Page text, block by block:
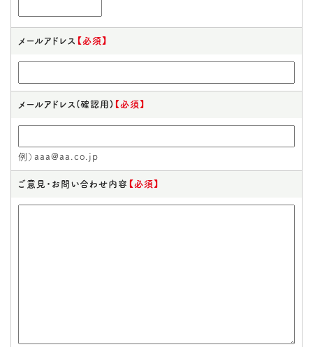
メールアドレス 【必須】
メールアドレス(確認用) 【必須】
例）aaa@aa.co.jp
ご意見・お問い合わせ内容 【必須】